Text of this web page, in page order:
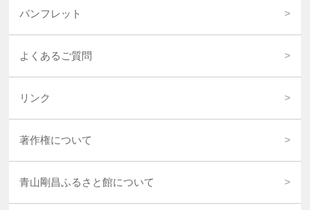
パンフレット
よくあるご質問
リンク
著作権について
青山剛昌ふるさと館について